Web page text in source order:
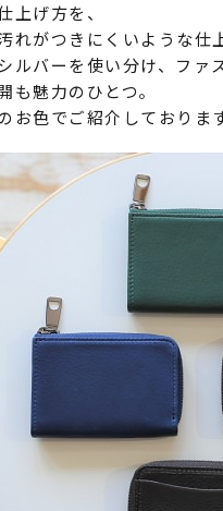
上げ方を、
れがつきにくいような仕
ルバーを使い分け、ファ
も魅力のひとつ。
お色でご紹介しておりま